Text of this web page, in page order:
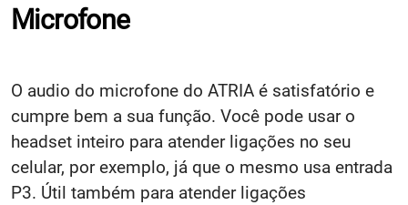
Microfone
O audio do microfone do ATRIA é satisfatório e
cumpre bem a sua função. Você pode usar o
headset inteiro para atender ligações no seu
celular, por exemplo, já que o mesmo usa entrada
P3. Útil também para atender ligações